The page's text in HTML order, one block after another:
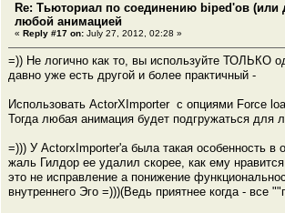
Re: Тьюториал по соединению biped'ов (или
любой анимацией
« Reply #17 on: July 27, 2012, 02:28 »
=)) Не логично как то, вы используйте ТОЛЬКО
давно уже есть другой и более практичный -
Использовать ActorXImporter с опциями Force
Тогда любая анимация будет подгружаться для
=))) У ActorxImporter'a была такая особенность в
жаль Гилдор ее удалил скорее, как ему
это не исправление а понижение
внутреннего Эго =)))(Ведь приятнее когда - все